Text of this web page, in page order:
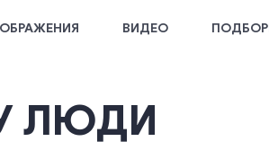
ВИДЕО
ЛЮДИ